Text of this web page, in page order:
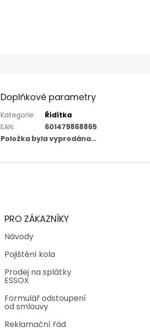
Doplňkové parametry
Kategorie:
Řídítka
EAN:
601479868865
Položka byla vyprodána…
PRO ZÁKAZNÍKY
Návody
Pojištění kola
Prodej na splátky
ESSOX
Formulář odstoupení
od smlouvy
Reklamační řád